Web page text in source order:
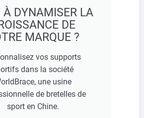
À DYNAMISER LA
DE
MARQUE ?
vos supports
dans la société
une usine
de bretelles de
sport en Chine.